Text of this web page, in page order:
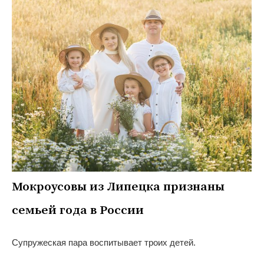
Мокроусовы из Липецка признаны
семьей года в России
Супружеская пара воспитывает троих детей.